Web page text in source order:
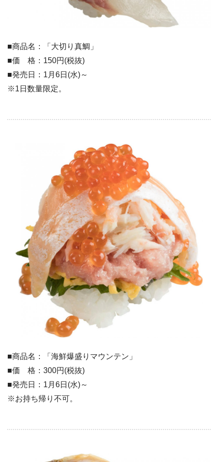
■商品名：「大切り真鯛」
■価 格：150円(税抜)
■発売日：1月6日(水)～
​※1日数量限定。
■商品名：「海鮮爆盛りマウンテン」
■価 格：300円(税抜)
■発売日：1月6日(水)～
※お持ち帰り不可。